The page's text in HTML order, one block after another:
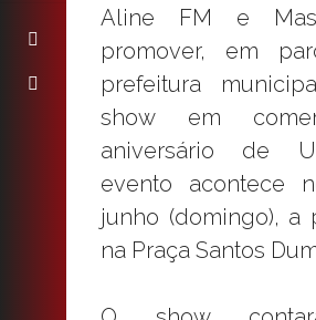
Aline FM e
promover, em
prefeitura
show em
aniversário de
evento acontece
junho (domingo), a
na Praça Santos